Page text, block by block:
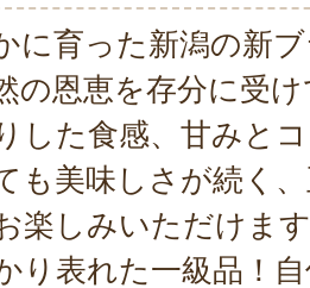
に育った新潟の新
の恩恵を存分に受
した食感、甘みと
も美味しさが続く
楽しみいただけま
り表れた一級品！